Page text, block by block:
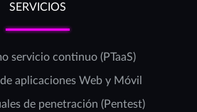
SERVICIOS
servicio continuo (PTaaS)
aplicaciones Web y Móvil
de penetración (Pentest)